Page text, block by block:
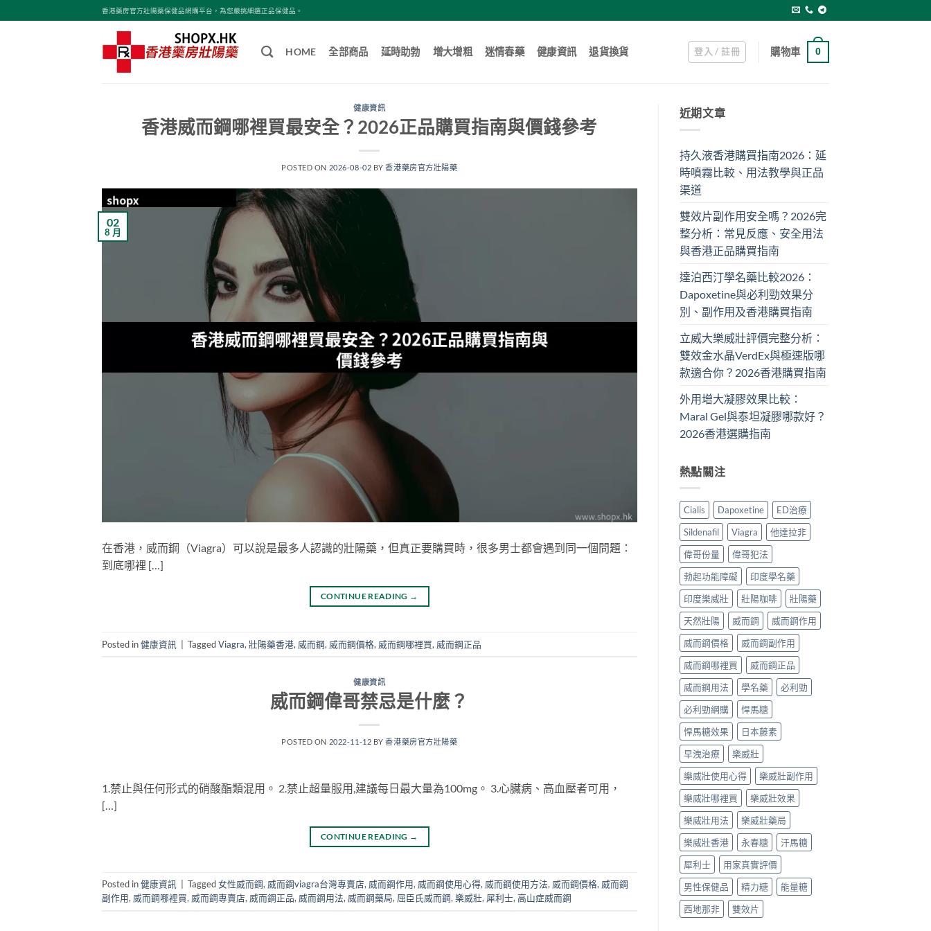
to
香港藥房官方壯陽藥保健品網購平台，為您嚴挑細選正品保健品。
HOME 全部商品 延時助勃 增大增粗 迷情春藥 健康資訊 退貨換貨 登入 / 註冊 購物車 0
健康資訊
香港威而鋼哪裡買最安全？2026正品購買指南與價錢參考
POSTED ON 2026-08-02 BY香港藥房官方壯陽藥
02
8 月
在香港，威而鋼（Viagra）可以說是最多人認識的壯陽藥，但真正要購買時，很多男士都會遇到同一個問題：
到底哪裡 […]
CONTINUE READING →
Posted in健康資訊 TaggedViagra, 壯陽藥香港, 威而鋼, 威而鋼價格, 威而鋼哪裡買, 威而鋼正品
健康資訊
威而鋼偉哥禁忌是什麼？
POSTED ON 2022-11-12 BY香港藥房官方壯陽藥
1.禁止與任何形式的硝酸酯類混用。 2.禁止超量服用,建議每日最大量為100mg。 3.心臟病、高血壓者可用，
[…]
CONTINUE READING →
Posted in健康資訊 Tagged女性威而鋼, 威而鋼viagra台灣專賣店, 威而鋼作用, 威而鋼使用心得, 威而鋼使用方法, 威而鋼價格, 威而鋼
副作用, 威而鋼哪裡買, 威而鋼專賣店, 威而鋼正品, 威而鋼用法, 威而鋼藥局, 屈臣氏威而鋼,樂威壯, 犀利士,高山症威而鋼
近期文章
持久液香港購買指南2026：延
時噴霧比較、用法教學與正品
渠道
雙效片副作用安全嗎？2026完
整分析：常見反應、安全用法
與香港正品購買指南
達泊西汀學名藥比較2026：
Dapoxetine與必利勁效果分
別、副作用及香港購買指南
立威大樂威壯評價完整分析：
雙效金水晶VerdEx與極速版哪
款適合你？2026香港購買指南
外用增大凝膠效果比較：
Maral Gel與泰坦凝膠哪款好？
2026香港選購指南
熱點關注
Cialis Dapoxetine
ED治療
Sildenafil
Viagra
他達拉非
偉哥份量
偉哥犯法
勃起功能障礙
印度學名藥
印度樂威壯
壯陽咖啡
壯陽藥
天然壯陽
威而鋼
威而鋼作用
威而鋼價格
威而鋼副作用
威而鋼哪裡買
威而鋼正品
威而鋼用法
學名藥
必利勁
必利勁網購
悍馬糖
悍馬糖效果
日本藤素
早洩治療
樂威壯
樂威壯使用心得
樂威壯副作用
樂威壯哪裡買
樂威壯效果
樂威壯用法
樂威壯藥局
樂威壯香港
永春糖
汗馬糖
犀利士
用家真實評價
男性保健品
精力糖
能量糖
西地那非
雙效片